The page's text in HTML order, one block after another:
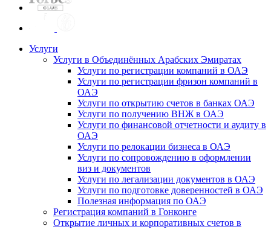
Услуги
Услуги в Объединённых Арабских Эмиратах
Услуги по регистрации компаний в ОАЭ
Услуги по регистрации фризон компаний в
ОАЭ
Услуги по открытию счетов в банках ОАЭ
Услуги по получению ВНЖ в ОАЭ
Услуги по финансовой отчетности и аудиту в
ОАЭ
Услуги по релокации бизнеса в ОАЭ
Услуги по сопровождению в оформлении
виз и документов
Услуги по легализации документов в ОАЭ
Услуги по подготовке доверенностей в ОАЭ
Полезная информация по ОАЭ
Регистрация компаний в Гонконге
Открытие личных и корпоративных счетов в